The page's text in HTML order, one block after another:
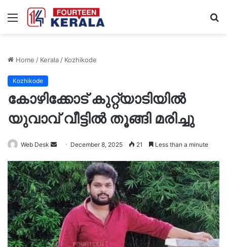
Menu
Home / Kerala/ Kozhikode
Kozhikode
കോഴിക്കോട് കുറ്റ്യാടിയിൽ
യുവാവ് വീട്ടിൽ തൂങ്ങി മരിച്ചു
Web Desk
Send
email
December 8, 2025 21 Less than a minute